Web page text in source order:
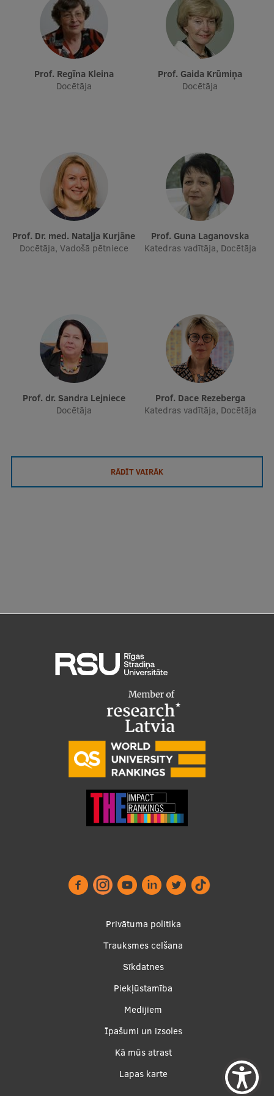
Starptautiskā sadarbība
Mobilitātes programmas
Starptautiskie projekti
EATRIS koordinators Latvijā
Prof. Regīna Kleina
Docētāja
Prof. Gaida Krūmiņa
Docētāja
Prof. Dr. med. Nataļja Kurjāne
Docētāja, Vadošā pētniece
Prof. Guna Laganovska
Katedras vadītāja, Docētāja
Prof. dr. Sandra Lejniece
Docētāja
Prof. Dace Rezeberga
Katedras vadītāja, Docētāja
RĀDĪT VAIRĀK
Privātuma politika
Trauksmes celšana
Sīkdatnes
Piekļūstamība
Medijiem
Īpašumi un izsoles
Kā mūs atrast
Lapas karte